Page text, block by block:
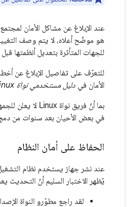
هو موضّح أعلاه، لا يتم وصف
للجهات المتأثرة بتعديل أنظمتها
الأمان في دليل مستخدمي نواة Linux ومشرفيها
في بعض الأحيان بعد سنوات من دمج
الحفاظ على أمان النظام
يُظهر الاختبار السليم أنّ التحديث
لقد راجع مطوّرو النواة